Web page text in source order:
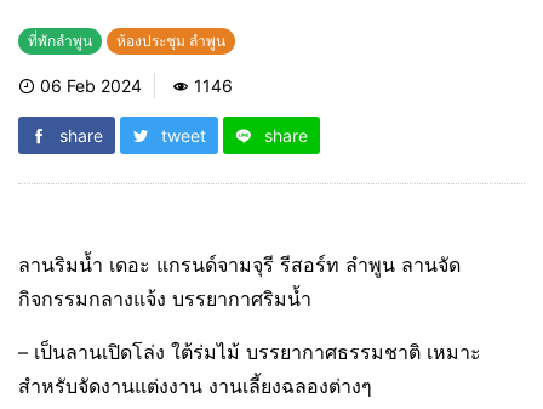
ที่พักลำพูน ห้องประชุม ลำพูน
06 Feb 2024 1146
share tweet share
ลานริมน้ำ เดอะ แกรนด์จามจุรี รีสอร์ท ลำพูน ลานจัด
กิจกรรมกลางแจ้ง บรรยากาศริมน้ำ
– เป็นลานเปิดโล่ง ใต้ร่มไม้ บรรยากาศธรรมชาติ เหมาะ
สำหรับจัดงานแต่งงาน งานเลี้ยงฉลองต่างๆ